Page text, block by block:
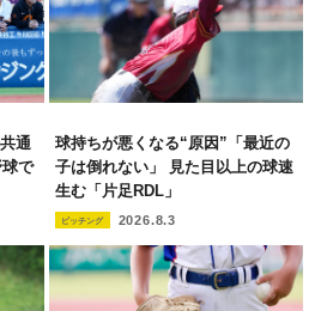
通
で
球持ちが悪くなる“原因”「最近の
子は倒れない」 見た目以上の球速
生む「片足RDL」
ピッチング 2026.8.3